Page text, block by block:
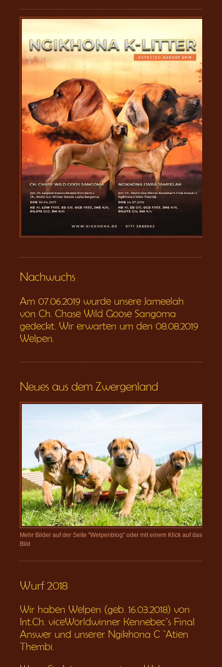
Nachwuchs
Am 07.06.2019 wurde unsere Jameelah
von Ch. Chase Wild Goose Sangoma
gedeckt. Wir erwarten um den 08.08.2019
Welpen.
Neues aus dem Zwergenland
Mehr Bilder auf der Seite "Welpenblog" oder mit einem Klick auf das
Bild
Wurf 2018
Wir haben Welpen (geb. 16.03.2018) von
Int.Ch. viceWorldwinner Kennebec`s Final
Answer und unserer Ngikhona C `Atien
Thembi.